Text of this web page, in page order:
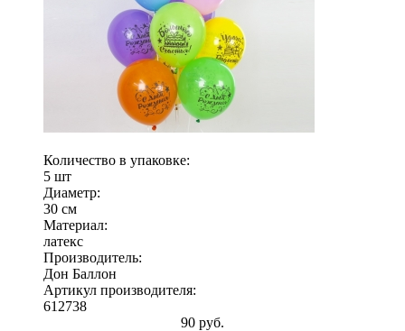
Количество в упаковке:
5 шт
Диаметр:
30 см
Материал:
латекс
Производитель:
Дон Баллон
Артикул производителя:
612738
90 руб.